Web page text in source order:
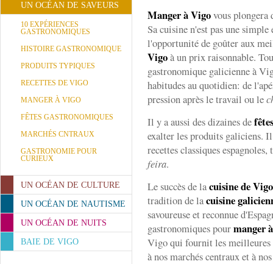
UN OCÉAN DE SAVEURS
10 EXPÉRIENCES
GASTRONOMIQUES
HISTOIRE GASTRONOMIQUE
PRODUITS TYPIQUES
RECETTES DE VIGO
MANGER À VIGO
FÊTES GASTRONOMIQUES
MARCHÉS CNTRAUX
GASTRONOMIE POUR
CURIEUX
UN OCÉAN DE CULTURE
UN OCÉAN DE NAUTISME
UN OCÉAN DE NUITS
BAIE DE VIGO
Manger à Vigovous plongera
Sa cuisine n'est pas une
l'opportunité de goûter aux
Vigoà un prix raisonnable.
gastronomique galicienne à
habitudes au quotidien: de
pression après le travail ou le
Il y a aussi des dizaines de
exalter les produits galiciens.
recettes classiques espagnoles,
feira.
Le succès de lacuisine de
tradition de lacuisine
savoureuse et reconnue
gastronomiques pourmanger
Vigo qui fournit les meilleures
à nos marchés centraux et à